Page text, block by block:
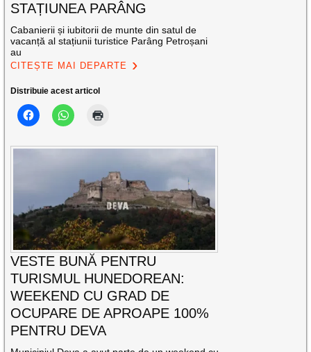
STAȚIUNEA PARÂNG
Cabanierii și iubitorii de munte din satul de
vacanță al stațiunii turistice Parâng Petroșani
au
CITEȘTE MAI DEPARTE
Distribuie acest articol
VESTE BUNĂ PENTRU
TURISMUL HUNEDOREAN:
WEEKEND CU GRAD DE
OCUPARE DE APROAPE 100%
PENTRU DEVA